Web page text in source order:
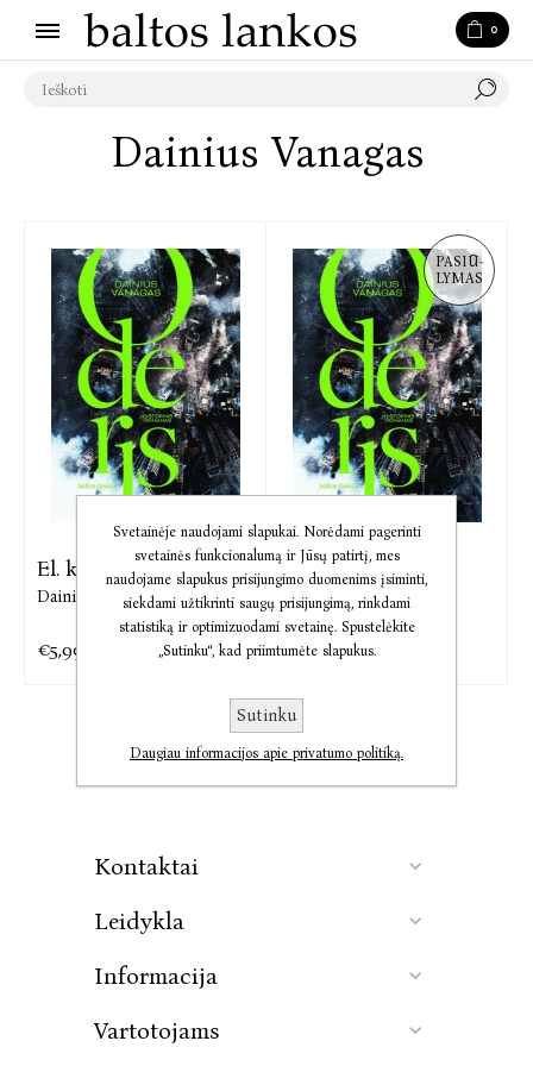
0
Dainius Vanagas
El. knyga Oderis
Dainius Vanagas
€5,99
PASIŪ-
LYMAS
Oderis
Dainius Vanagas
€3,37 €10,01
Kontaktai
Leidykla
Informacija
Vartotojams
Svetainėje naudojami slapukai. Norėdami pagerinti
svetainės funkcionalumą ir Jūsų patirtį, mes
naudojame slapukus prisijungimo duomenims įsiminti,
siekdami užtikrinti saugų prisijungimą, rinkdami
statistiką ir optimizuodami svetainę. Spustelėkite
„Sutinku“, kad priimtumėte slapukus.
Sutinku
Daugiau informacijos apie privatumo politiką.